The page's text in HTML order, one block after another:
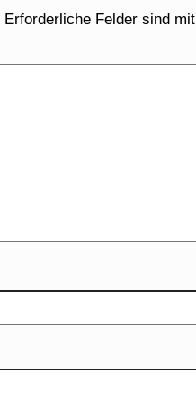
Erforderliche Felder sind mit